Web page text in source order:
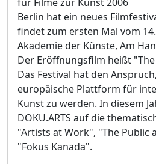
Berlin hat ein neues
findet zum ersten Mal vom
Akademie der Künste, Am
Der Eröffnungsfilm heißt
Das Festival hat den
europäische Plattform für
Kunst zu werden. In diesem
DOKU.ARTS auf die
"Artists at Work", "The Public
"Fokus Kanada".